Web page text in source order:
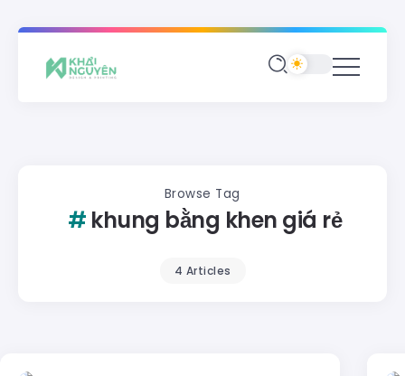
Browse Tag
khung bằng khen giá rẻ
4 Articles